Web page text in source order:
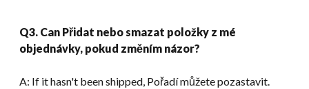
Q3. Can Přidat nebo smazat položky z mé
objednávky, pokud změním názor?
A: If it hasn't been shipped , Pořadí můžete pozastavit.